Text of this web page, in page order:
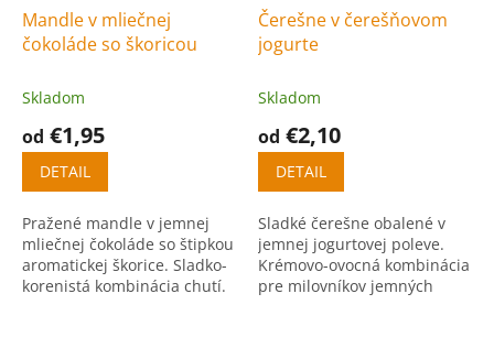
Mandle v mliečnej
čokoláde so škoricou
Skladom
od €1,95
DETAIL
Pražené mandle v jemnej
mliečnej čokoláde so štipkou
aromatickej škorice. Sladko-
korenistá kombinácia chutí.
Čerešne v čerešňovom
jogurte
Skladom
od €2,10
DETAIL
Sladké čerešne obalené v
jemnej jogurtovej poleve.
Krémovo-ovocná kombinácia
pre milovníkov jemných